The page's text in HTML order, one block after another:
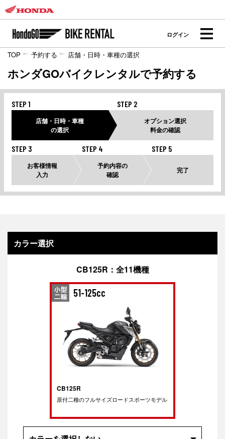
ログイン
TOP 予約する 店舗・日時・車種の選択
ホンダGOバイクレンタルで予約する
STEP 1
店舗・日時・車種
の選択
STEP 2
オプション選択
料金の確認
STEP 3
お客様情報
入力
STEP 4
予約内容の
確認
STEP 5
完了
カラー選択
CB125R：全11機種
51-125cc
CB125R
原付二種のフルサイズロードスポーツモデル